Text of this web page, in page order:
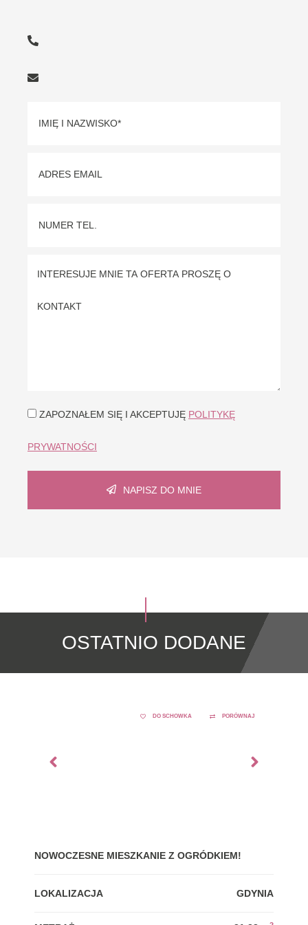
ZAPOZNAŁEM SIĘ I AKCEPTUJĘ POLITYKĘ
PRYWATNOŚCI
NAPISZ DO MNIE
OSTATNIO DODANE
DO SCHOWKA PORÓWNAJ
NOWOCZESNE MIESZKANIE Z OGRÓDKIEM!
LOKALIZACJA GDYNIA